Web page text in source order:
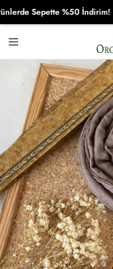
Sepette %50 İndirim! Bu